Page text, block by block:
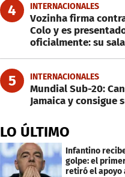
4 INTERNACIONALES
Vozinha firma
Colo y es
oficialmente: su
5 INTERNACIONALES
Mundial Sub-20:
Jamaica y consigue
LO ÚLTIMO
Infantino
golpe: el
retiró el apoyo